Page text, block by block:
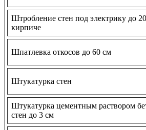
Штробление стен под электрику до
кирпиче
Шпатлевка откосов до 60 см
Штукатурка стен
Штукатурка цементным раствором
стен до 3 см